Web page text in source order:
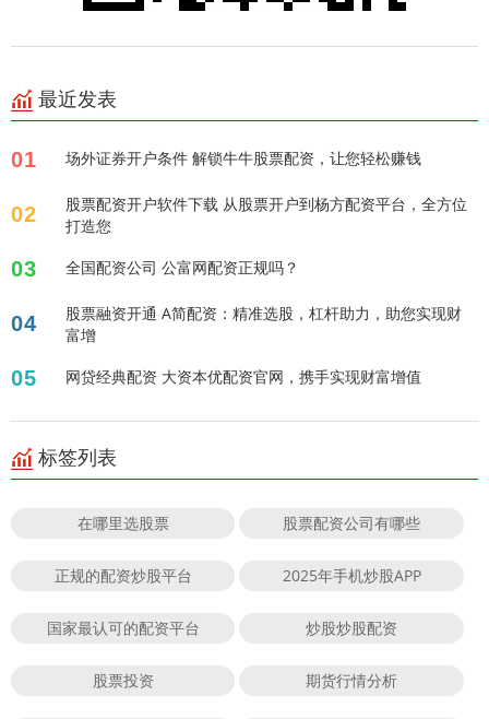
最近发表
01 场外证券开户条件 解锁牛牛股票配资，让您轻松赚钱
02
股票配资开户软件下载 从股票开户到杨方配资平台，全方位
打造您
03 全国配资公司 公富网配资正规吗？
04
股票融资开通 A简配资：精准选股，杠杆助力，助您实现财
富增
05 网贷经典配资 大资本优配资官网，携手实现财富增值
标签列表
在哪里选股票 股票配资公司有哪些
正规的配资炒股平台 2025年手机炒股APP
国家最认可的配资平台 炒股炒股配资
股票投资 期货行情分析